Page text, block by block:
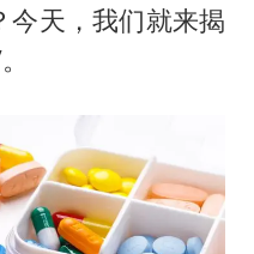
馆》 冲奖
版北约”出现
今天，我们就来揭